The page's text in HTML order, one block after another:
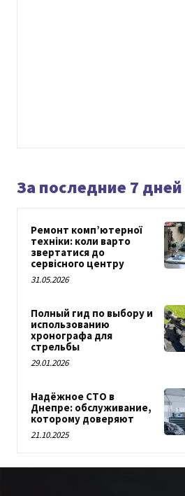
За последние 7 дней
Ремонт комп’ютерної
техніки: коли варто
звертатися до
сервісного центру
31.05.2026
Полный гид по выбору и
использованию
хронографа для
стрельбы
29.01.2026
Надёжное СТО в
Днепре: обслуживание,
которому доверяют
21.10.2025